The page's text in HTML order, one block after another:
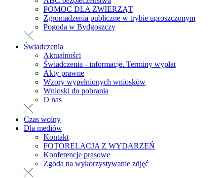
POMOC DLA ZWIERZĄT
Zgromadzenia publiczne w trybie uproszczonym
Pogoda w Bydgoszczy
Świadczenia
Aktualności
Świadczenia - informacje. Terminy wypłat
Akty prawne
Wzory wypełnionych wniosków
Wnioski do pobrania
O nas
Czas wolny
Dla mediów
Kontakt
FOTORELACJA Z WYDARZEŃ
Konferencje prasowe
Zgoda na wykorzystywanie zdjęć